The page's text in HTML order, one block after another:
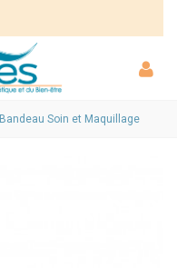
Bandeau Soin et Maquillage